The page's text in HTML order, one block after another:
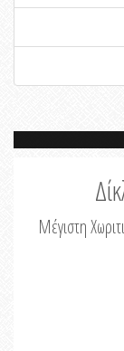
Μέγιστη